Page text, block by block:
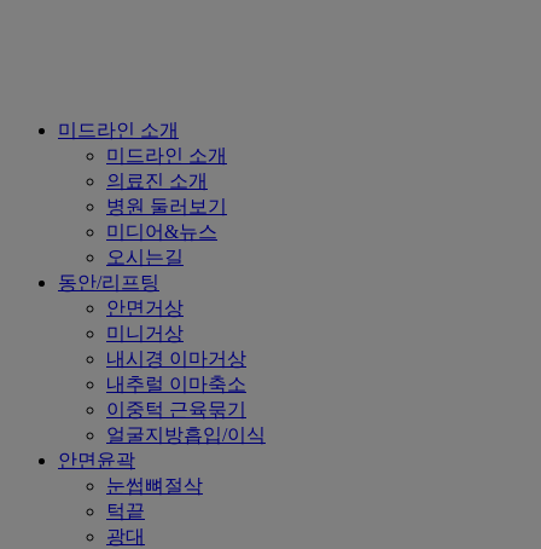
Close
미드라인 소개
미드라인 소개
의료진 소개
병원 둘러보기
미디어&뉴스
오시는길
동안/리프팅
안면거상
미니거상
내시경 이마거상
내추럴 이마축소
이중턱 근육묶기
얼굴지방흡입/이식
안면윤곽
눈썹뼈절삭
턱끝
광대